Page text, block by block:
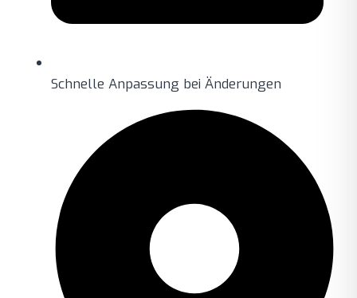
Schnelle Anpassung bei Änderungen